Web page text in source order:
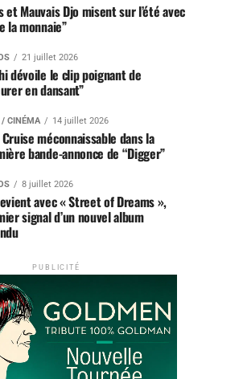
et Mauvais Djo misent sur l’été avec
la monnaie”
21 juillet 2026
dévoile le clip poignant de
en dansant”
/ CINÉMA 14 juillet 2026
Cruise méconnaissable dans la
bande-annonce de “Digger”
8 juillet 2026
avec « Street of Dreams »,
signal d’un nouvel album
PUBLICITÉ